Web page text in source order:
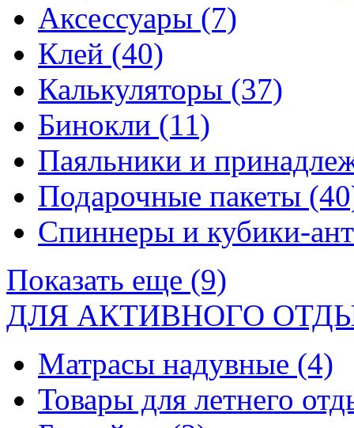
Аксессуары (7)
Клей (40)
Калькуляторы (37)
Бинокли (11)
Паяльники и
Подарочные пакеты
Спиннеры и кубики-
Показать еще (9)
ДЛЯ АКТИВНОГО
Матрасы надувные (4)
Товары для летнего